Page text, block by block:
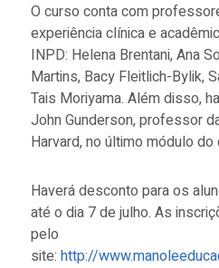
O curso conta com
experiência clínica e
INPD: Helena Brentani, Ana
Martins, Bacy Fleitlich-Bylik,
Tais Moriyama. Além disso,
John Gunderson, professor
Harvard, no último módulo do
Haverá desconto para os
até o dia 7 de julho. As
pelo
site: http://